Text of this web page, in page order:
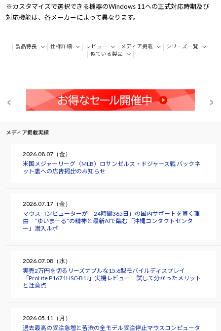
※カスタマイズで選択できる機器のWindows 11への正式対応時期及び
対応機能は、各メーカーによって異なります。
製品特長 仕様詳細 レビュー メディア掲載
シリーズ一覧
似ている製品
メディア掲載実績
2026.08.07（金）
米国メジャーリーグ（MLB）ロサンゼルス・ドジャース戦 バックネ
ット裏への広告掲出のお知らせ
2026.07.17（金）
マウスコンピューターが「24時間365日」の国内サポートを貫く理
由 “ゆいまーる”の精神と最新AIで臨む「沖縄コンタクトセンタ
ー」潜入ルポ
2026.07.08（水）
実売2万円を切るリーズナブルな15.6型モバイルディスプレイ
「ProLite P1671HSC-B1J」実機レビュー 試して分かったメリット
と注意点
2026.05.11（月）
過去最高の受注急増と苦渋の全モデル受注停止――マウスコンピュータ